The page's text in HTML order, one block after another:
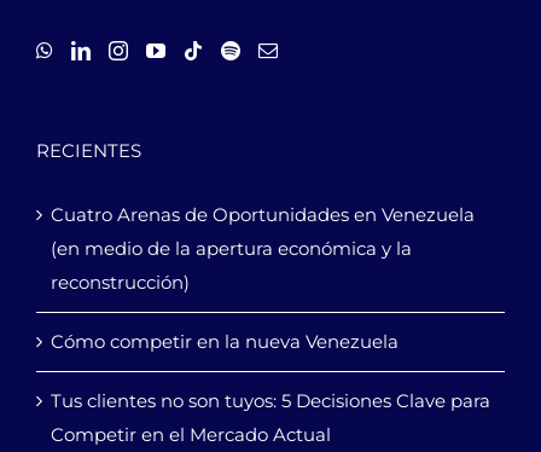
RECIENTES
Cuatro Arenas de Oportunidades en Venezuela
(en medio de la apertura económica y la
reconstrucción)
Cómo competir en la nueva Venezuela
Tus clientes no son tuyos: 5 Decisiones Clave para
Competir en el Mercado Actual